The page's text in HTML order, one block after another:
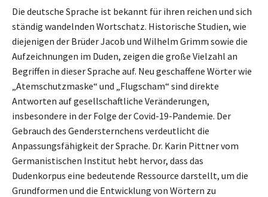
Die deutsche Sprache ist bekannt für ihren reichen und sich
ständig wandelnden Wortschatz. Historische Studien, wie
diejenigen der Brüder Jacob und Wilhelm Grimm sowie die
Aufzeichnungen im Duden, zeigen die große Vielzahl an
Begriffen in dieser Sprache auf. Neu geschaffene Wörter wie
„Atemschutzmaske“ und „Flugscham“ sind direkte
Antworten auf gesellschaftliche Veränderungen,
insbesondere in der Folge der Covid-19-Pandemie. Der
Gebrauch des Gendersternchens verdeutlicht die
Anpassungsfähigkeit der Sprache. Dr. Karin Pittner vom
Germanistischen Institut hebt hervor, dass das
Dudenkorpus eine bedeutende Ressource darstellt, um die
Grundformen und die Entwicklung von Wörtern zu